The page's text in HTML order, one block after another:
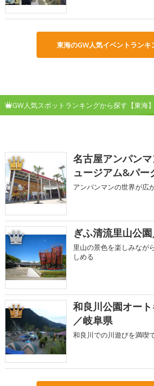
東海のGW人気イベントランキ
GW人気スポットランキングから探す【東海】
1
名古屋アンパン
ュージアム&パー
アンパンマンの世界が広
2 ぎふ清流里山公
里山の景色を楽しみなが
しめる
3
和良川公園オー
／岐阜県
和良川での川遊びを満喫